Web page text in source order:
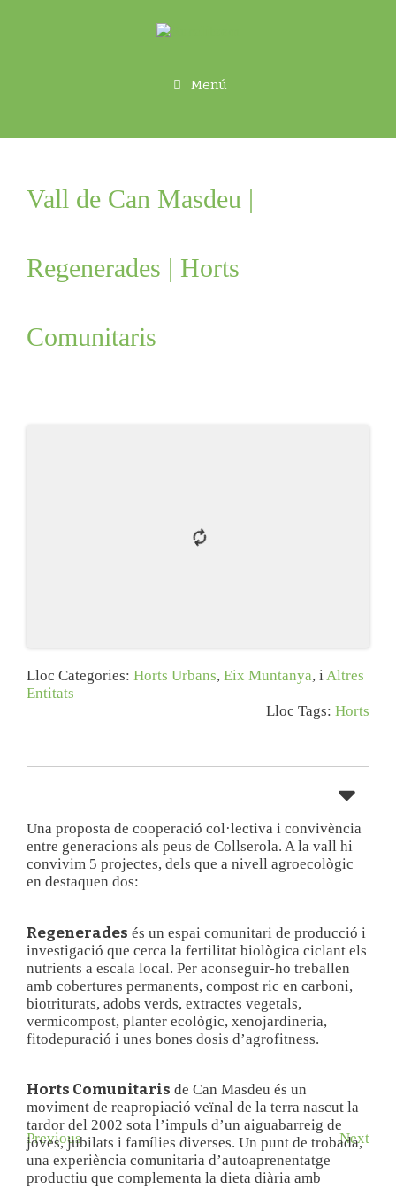
Menú
Vall de Can Masdeu |
Regenerades | Horts
Comunitaris
Lloc Categories: Horts Urbans, Eix Muntanya, i Altres
Entitats
Lloc Tags: Horts
Una proposta de cooperació col·lectiva i convivència
entre generacions als peus de Collserola. A la vall hi
convivim 5 projectes, dels que a nivell agroecològic
en destaquen dos:
Regenerades és un espai comunitari de producció i
investigació que cerca la fertilitat biològica ciclant els
nutrients a escala local. Per aconseguir-ho treballen
amb cobertures permanents, compost ric en carboni,
biotriturats, adobs verds, extractes vegetals,
vermicompost, planter ecològic, xenojardineria,
fitodepuració i unes bones dosis d’agrofitness.
Horts Comunitaris de Can Masdeu és un
moviment de reapropiació veïnal de la terra nascut la
tardor del 2002 sota l’impuls d’un aiguabarreig de
joves, jubilats i famílies diverses. Un punt de trobada,
una experiència comunitaria d’autoaprenentatge
productiu que complementa la dieta diària amb
Previous Next